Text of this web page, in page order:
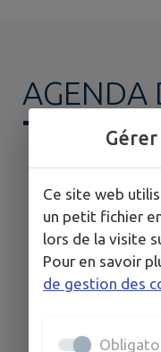
AGENDA
Gérer
Ce site web
un petit fichier
lors de la visite
Pour en savoir
de gestion des